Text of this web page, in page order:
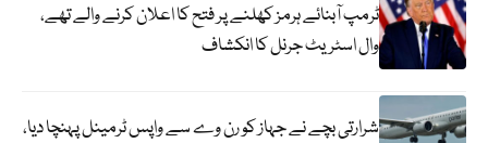
ٹرمپ آبنائے ہرمز کھلنے پر فتح کا اعلان کرنے والے تھے،
وال اسٹریٹ جرنل کا انکشاف
شرارتی بچے نے جہاز کو رن وے سے واپس ٹرمینل پہنچا دیا،